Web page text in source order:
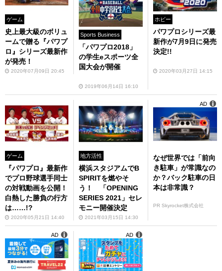
ゲーム
史上最大級のボリュ
ームで贈る『パワプ
ロ』シリーズ最新作
が発売！
2020年07月09日 20:45
Sports Business
「パワプロ2018」
の学生eスポーツ全
国大会が開催
2019年06月14日 16:10
ホビー
パワプロシリーズ最
新作が7月9日に発売
決定!!
2020年03月27日 14:15
ゲーム
『パワプロ』最新作
でプロ野球選手同士
の対戦動画を公開！
白熱した勝負の行方
は……!?
2020年05月21日 14:40
地方活性
横浜スタジアムでB
SPIRITを燃やそ
う！ 「OPENING
SERIES 2021」セレ
モニー開催決定
2021年03月15日 14:30
なぜ世界では「前向
き駐車」が常識なの
か？バック駐車の日
本は非常識？
PR Skyrocket株式会社
AD
AD AD